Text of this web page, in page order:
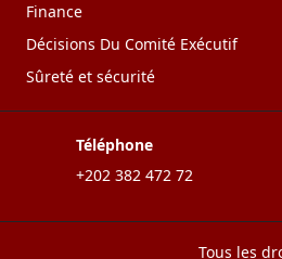
Finance
Décisions Du Comité Exécutif
Sûreté et sécurité
Téléphone
+202 382 472 72
Tous les